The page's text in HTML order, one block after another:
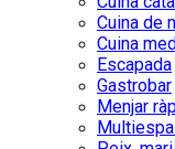
Cuina de
Cuina
Escapada
Gastrobar
Menjar